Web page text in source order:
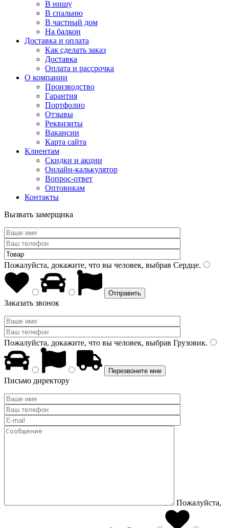
В нишу
В спальню
В частный дом
На балкон
Доставка и оплата
Как сделать заказ
Доставка
Оплата и рассрочка
О компании
Производство
Гарантия
Портфолио
Отзывы
Реквизиты
Вакансии
Карта сайта
Клиентам
Скидки и акции
Онлайн-калькулятор
Вопрос-ответ
Оптовикам
Контакты
Вызвать замерщика
Пожалуйста, докажите, что вы человек, выбрав Сердце.
Заказать звонок
Пожалуйста, докажите, что вы человек, выбрав Грузовик.
Письмо директору
Пожалуйста,